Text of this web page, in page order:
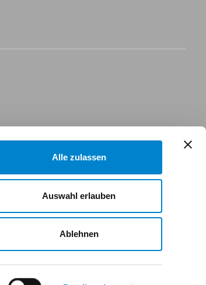
Alle zulassen
Auswahl erlauben
Ablehnen